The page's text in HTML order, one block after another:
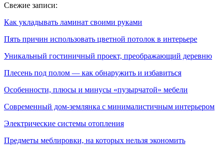
Свежие записи:
Как укладывать ламинат своими руками
Пять причин использовать цветной потолок в интерьере
Уникальный гостиничный проект, преображающий деревню
Плесень под полом — как обнаружить и избавиться
Особенности, плюсы и минусы «пузырчатой» мебели
Современный дом-землянка с минималистичным интерьером
Электрические системы отопления
Предметы меблировки, на которых нельзя экономить